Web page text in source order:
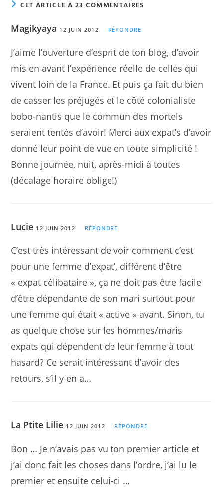
CET ARTICLE A 23 COMMENTAIRES
Magikyaya 12 JUIN 2012 RÉPONDRE
J’aime l’ouverture d’esprit de ton blog, d’avoir
mis en avant l’expérience réelle de celles qui
vivent loin de la France. Et puis ça fait du bien
de casser les préjugés et le côté colonialiste
bobo-nantis que le commun des mortels
seraient tentés d’avoir! Merci aux expat’s d’avoir
donné leur point de vue en toute simplicité !
Bonne journée, nuit, après-midi à toutes
(décalage horaire oblige!)
Lucie 12 JUIN 2012 RÉPONDRE
C’est très intéressant de voir comment c’est
pour une femme d’expat’, différent d’être
« expat célibataire », ça ne doit pas être facile
d’être dépendante de son mari surtout pour
une femme qui était « active » avant. Sinon, tu
as quelque chose sur les hommes/maris
expats qui dépendent de leur femme à tout
hasard? Ce serait intéressant d’avoir des
retours, s’il y en a…
La Ptite Lilie 12 JUIN 2012 RÉPONDRE
Bon … Je n’avais pas vu ton premier article et
j’ai donc fait les choses dans l’ordre, j’ai lu le
premier et ensuite celui-ci …